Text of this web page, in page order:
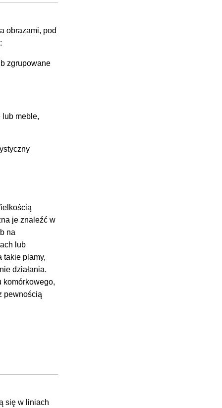
obrazami, pod
zgrupowane
lub meble,
je znaleźćw
na
lub
takie plamy,
działania.
komórkowego,
pewnością
się w liniach